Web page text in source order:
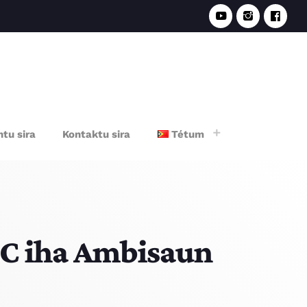
sira Kontaktu sira Tétum
iha Ambisaun